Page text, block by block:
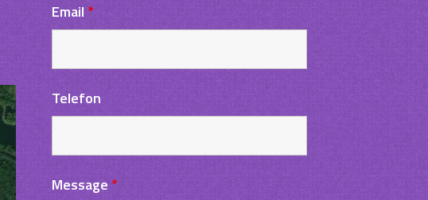
Email *
Telefon
Message*